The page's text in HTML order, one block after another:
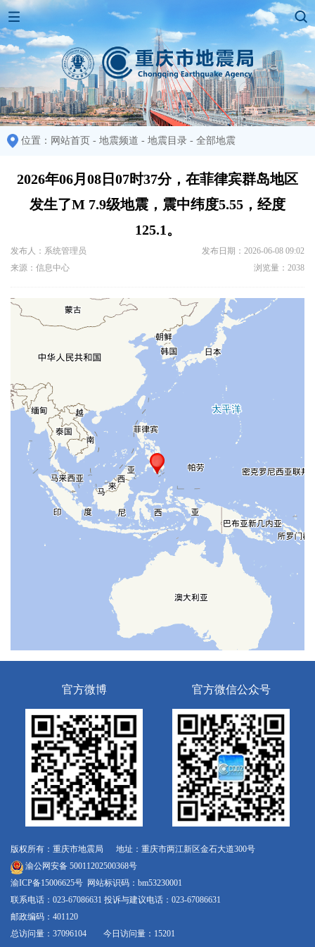
位置： 网站首页 - 地震频道 - 地震目录 - 全部地震
2026年06月08日07时37分，在菲律宾群岛地区
发生了M 7.9级地震，震中纬度5.55，经度
125.1。
发布人：系统管理员
发布日期：2026-06-08 09:02
来源：信息中心
浏览量：2038
官方微博 官方微信公众号
版权所有：重庆市地震局 地址：重庆市两江新区金石大道300号
渝公网安备 50011202500368号
渝ICP备15006625号 网站标识码：bm53230001
联系电话：023-67086631 投诉与建议电话：023-67086631
邮政编码：401120
总访问量：37096104 今日访问量：15201